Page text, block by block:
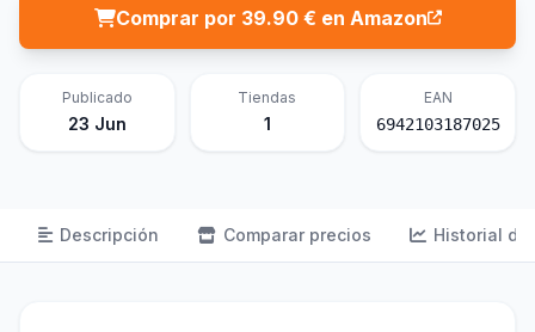
Comprar por 39.90 € en Amazon
Publicado
23 Jun
Tiendas
1
EAN
6942103187025
Descripción Comparar precios Historial de